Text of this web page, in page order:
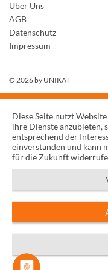
Über Uns
AGB
Datenschutz
Impressum
© 2026 by UNIKAT
Diese Seite nutzt
ihre Dienste anzubieten,
entsprechend der
einverstanden und kann
für die Zukunft